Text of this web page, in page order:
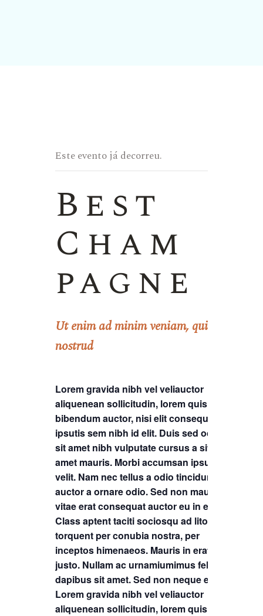
Este evento já decorreu.
Best
Cham
pagne
Ut enim ad minim veniam, quis
nostrud
Lorem gravida nibh vel veliauctor
aliquenean sollicitudin, lorem quis
bibendum auctor, nisi elit consequat
ipsutis sem nibh id elit. Duis sed odio
sit amet nibh vulputate cursus a sit
amet mauris. Morbi accumsan ipsum
velit. Nam nec tellus a odio tincidunt
auctor a ornare odio. Sed non mauris
vitae erat consequat auctor eu in elit.
Class aptent taciti sociosqu ad litora
torquent per conubia nostra, per
inceptos himenaeos. Mauris in erat
justo. Nullam ac urnamiumimus felis
dapibus sit amet. Sed non neque elit.
Lorem gravida nibh vel veliauctor
aliquenean sollicitudin, lorem quis